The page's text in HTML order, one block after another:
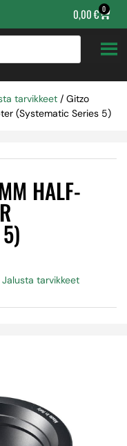
0,00€ 0
tarvikkeet / Gitzo
(Systematic Series 5)
HALF-
Jalusta tarvikkeet